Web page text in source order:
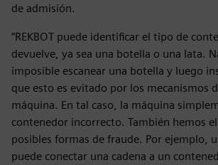
de admisión.
“REKBOT puede identificar el tipo de
devuelve, ya sea una botella o una lata.
imposible escanear una botella y luego
que esto es evitado por los mecanismos
máquina. En tal caso, la máquina
contenedor incorrecto. También hemos
posibles formas de fraude. Por ejemplo,
puede conectar una cadena a un